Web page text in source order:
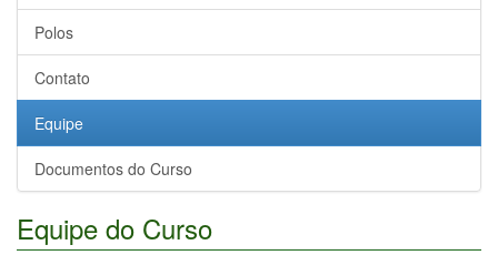
Polos
Contato
Equipe
Documentos do Curso
Equipe do Curso